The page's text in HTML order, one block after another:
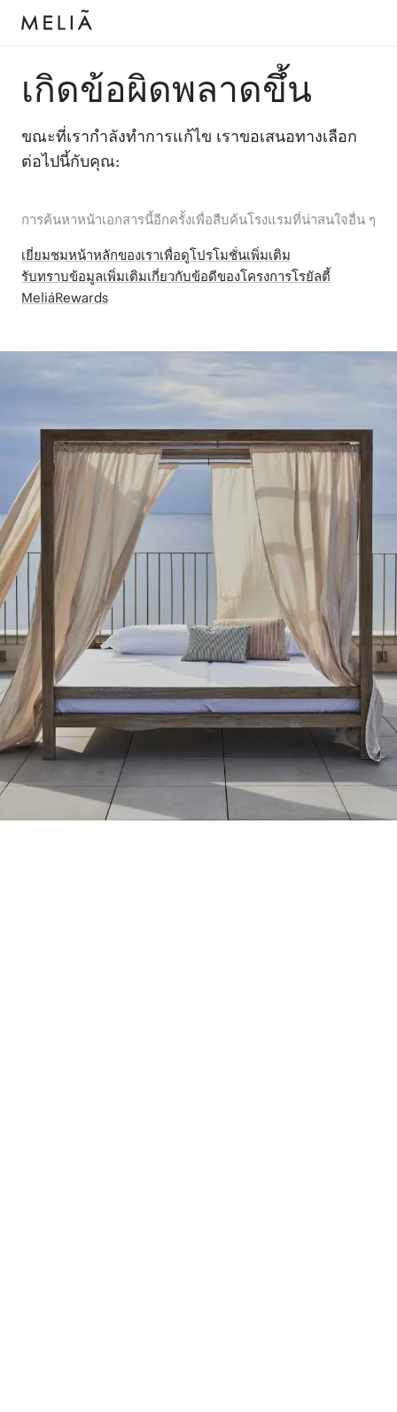
เกิดข้อผิดพลาดขึ้น
ขณะที่เรากำลังทำการแก้ไข เราขอเสนอทางเลือก
ต่อไปนี้กับคุณ:
การค้นหาหน้าเอกสารนี้อีกครั้งเพื่อสืบค้นโรงแรมที่น่าสนใจอื่น ๆ
เยี่ยมชมหน้าหลักของเราเพื่อดูโปรโมชั่นเพิ่มเติม
รับทราบข้อมูลเพิ่มเติมเกี่ยวกับข้อดีของโครงการโรยัลตี้
MeliáRewards